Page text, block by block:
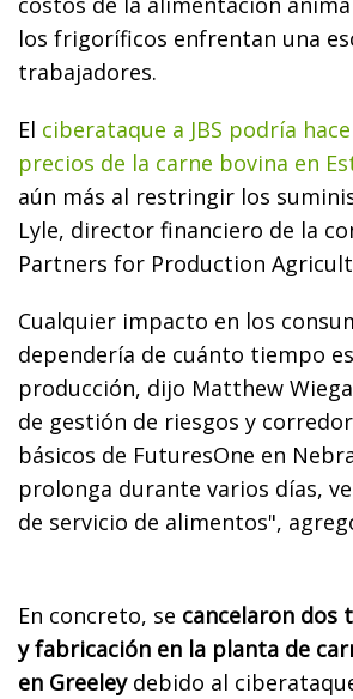
los frigoríficos enfrentan una
trabajadores.
El ciberataque a JBS podría
precios de la carne bovina en
aún más al restringir los
Lyle, director financiero de la
Partners for Production
Cualquier impacto en los
dependería de cuánto tiempo
producción, dijo Matthew
de gestión de riesgos y
básicos de FuturesOne en
prolonga durante varios días,
de servicio de alimentos",
En concreto, se cancelaron dos
y fabricación en la planta de
en Greeleydebido al